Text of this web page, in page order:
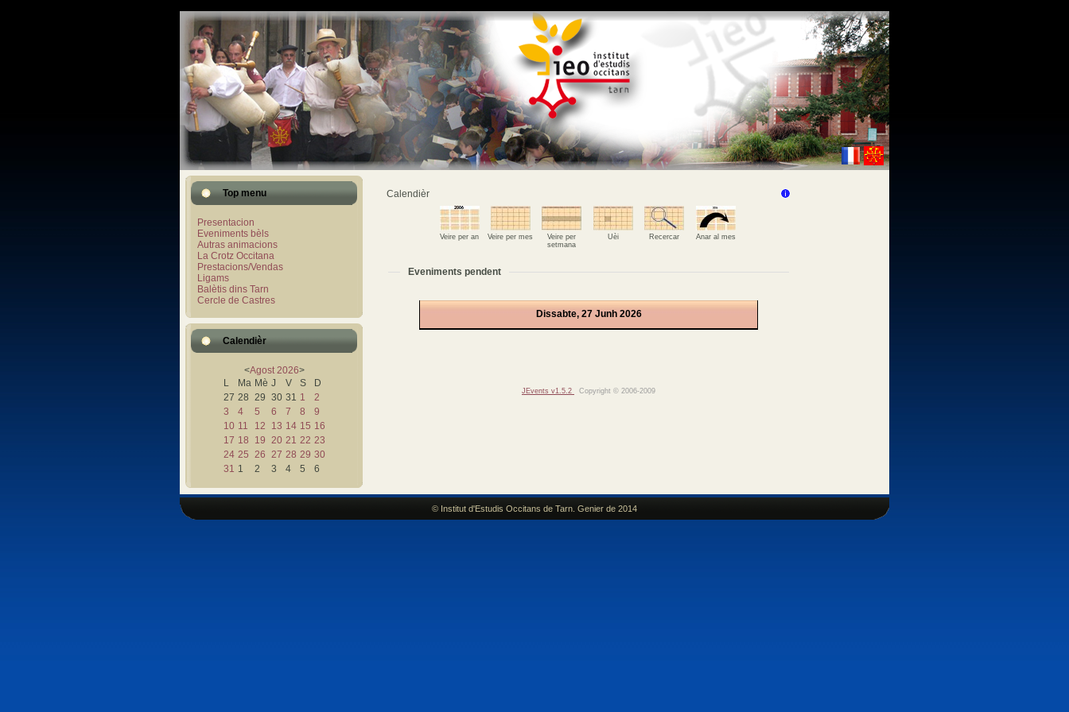
Top menu
Presentacion
Eveniments bèls
Autras animacions
La Crotz Occitana
Prestacions/Vendas
Ligams
Balètis dins Tarn
Cercle de Castres
Calendièr
<Agost 2026>
L
Ma Mè J V S
D
27 28 29 30 31 1
2
3
4 5 6 7 8
9
10 11 12 13 14 15 16
17 18 19 20 21 22 23
24 25 26 27 28 29 30
31 1 2 3 4 5 6
Calendièr
Veire per an Veire per mes
Veire per
setmana
Uèi Recercar Anar al mes
Eveniments pendent
Dissabte, 27 Junh 2026
JEvents v1.5.2 Copyright © 2006-2009
© Institut d'Estudis Occitans de Tarn. Genier de 2014